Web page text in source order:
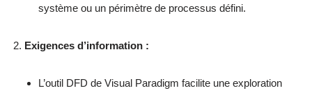
système ou un périmètre de processus défini.
Exigences d’information :
L’outil DFD de Visual Paradigm facilite une exploration